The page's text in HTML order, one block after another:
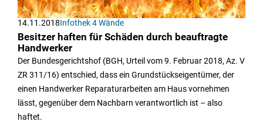
14.11.2018Infothek 4 Wände
Besitzer haften für Schäden durch beauftragte
Handwerker
Der Bundesgerichtshof (BGH, Urteil vom 9. Februar 2018, Az. V
ZR 311/16) entschied, dass ein Grundstückseigentümer, der
einen Handwerker Reparaturarbeiten am Haus vornehmen
lässt, gegenüber dem Nachbarn verantwortlich ist – also
haftet.